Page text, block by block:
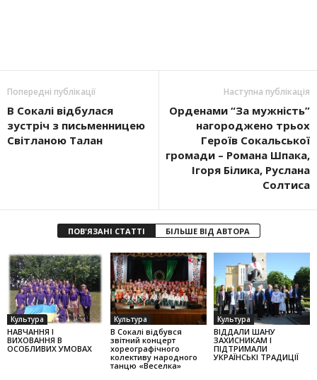
Попередні публікації
В Сокалі відбулася
зустріч з письменницею
Світланою Талан
Наступна публікація
Орденами “За мужність”
нагороджено трьох
Героїв Сока­ль­ської
громади – Романа Шпака,
Ігоря Бі­лика, Руслана
Сол­тиса
ПОВ'ЯЗАНІ СТАТТІ БІЛЬШЕ ВІД АВТОРА
Культура
НАВЧАННЯ І
ВИХОВАННЯ В
ОСОБЛИВИХ УМОВАХ
Культура
В Сокалі відбувся
звітний концерт
хореографічного
колек­тиву народного
танцю «Веселка»
Культура
ВІДДАЛИ ШАНУ
ЗАХИСНИКАМ І
ПІДТРИМАЛИ
УКРАЇНСЬКІ ТРАДИЦІЇ